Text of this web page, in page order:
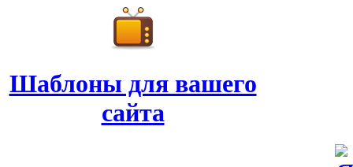
Шаблоны для вашего
сайта